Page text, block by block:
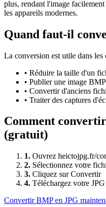
plus, rendant l'image
les appareils modernes.
Quand faut-il
La conversion est utile dans les
• Réduire la taille d'un
• Publier une image
• Convertir d'anciens
• Traiter des captures
Comment convertir
(gratuit)
1. Ouvrez heictojpg.fr/
2. Sélectionnez votre
3. Cliquez sur Convertir
4. Téléchargez votre JPG
ConvertirBMPen JPG